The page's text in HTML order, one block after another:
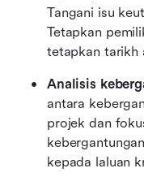
Tangani isu
Tetapkan
tetapkan tarikh
Analisis
antara
projek dan
kepada laluan